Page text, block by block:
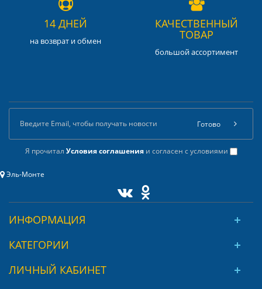
14 ДНЕЙ
на возврат и обмен
КАЧЕСТВЕННЫЙ
ТОВАР
большой ассортимент
Я прочитал Условия соглашенияи согласен с условиями
Готово
Эль-Монте
ИНФОРМАЦИЯ
КАТЕГОРИИ
ЛИЧНЫЙ КАБИНЕТ